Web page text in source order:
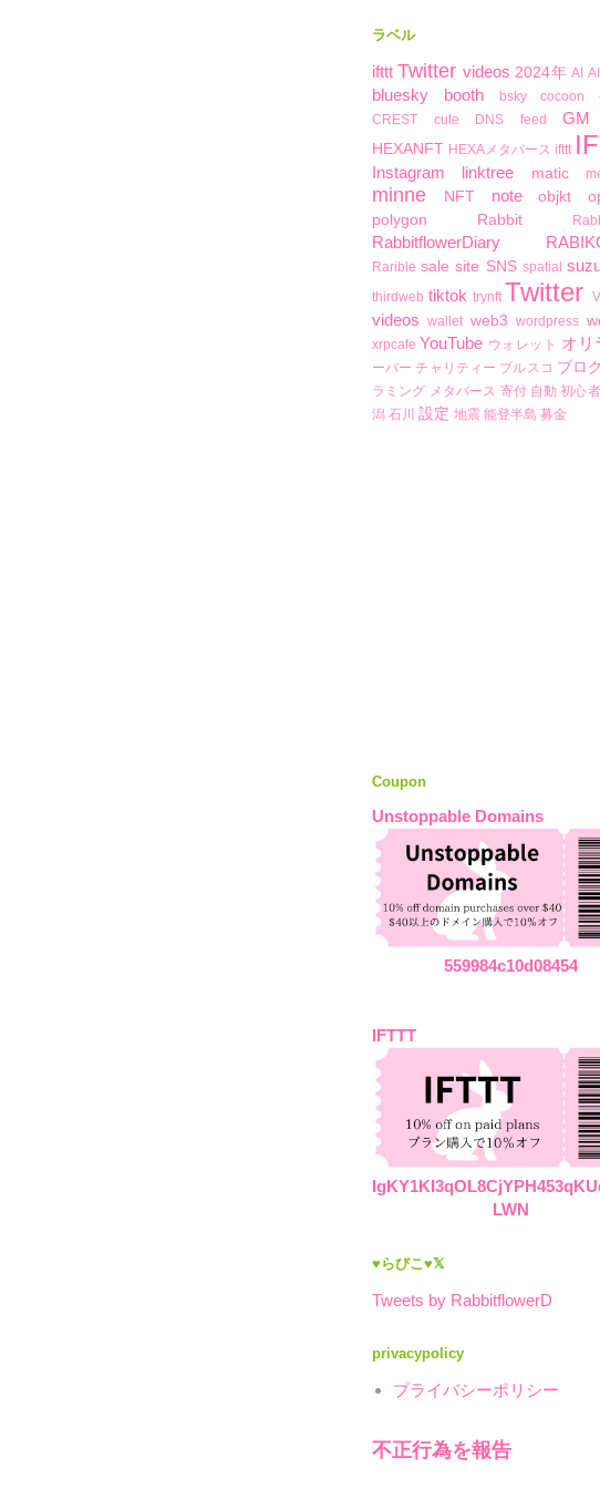
ラベル
ifttt Twitter videos 2024年 AI
bluesky booth bsky cocoon
CREST cute DNS feed GM
HEXANFT HEXAメタバース ifttt
Instagram linktree matic
minne NFT note objkt
polygon
Rabbit
RabbitflowerDiary
Rarible sale site SNS spatial
thirdweb tiktok trynft Twitter
videos wallet web3 wordpress
xrpcafe YouTube ウォレット オリ
ーバー チャリティー ブルスコ ブロ
ラミング メタバース 寄付 自動 初心者
潟 石川 設定 地震 能登半島 募金
Coupon
Unstoppable Domains
559984c10d08454
IFTTT
LWN
♥らびこ♥𝕏
Tweets by RabbitflowerD
privacypolicy
プライバシーポリシー
不正行為を報告